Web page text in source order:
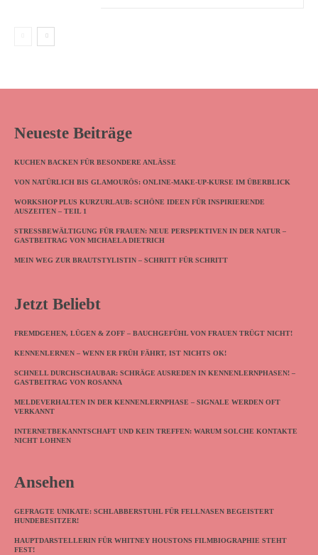
Neueste Beiträge
KUCHEN BACKEN FÜR BESONDERE ANLÄSSE
VON NATÜRLICH BIS GLAMOURÖS: ONLINE-MAKE-UP-KURSE IM ÜBERBLICK
WORKSHOP PLUS KURZURLAUB: SCHÖNE IDEEN FÜR INSPIRIERENDE
AUSZEITEN – TEIL 1
STRESSBEWÄLTIGUNG FÜR FRAUEN: NEUE PERSPEKTIVEN IN DER NATUR –
GASTBEITRAG VON MICHAELA DIETRICH
MEIN WEG ZUR BRAUTSTYLISTIN – SCHRITT FÜR SCHRITT
Jetzt Beliebt
FREMDGEHEN, LÜGEN & ZOFF – BAUCHGEFÜHL VON FRAUEN TRÜGT NICHT!
KENNENLERNEN – WENN ER FRÜH FÄHRT, IST NICHTS OK!
SCHNELL DURCHSCHAUBAR: SCHRÄGE AUSREDEN IN KENNENLERNPHASEN! –
GASTBEITRAG VON ROSANNA
MELDEVERHALTEN IN DER KENNENLERNPHASE – SIGNALE WERDEN OFT
VERKANNT
INTERNETBEKANNTSCHAFT UND KEIN TREFFEN: WARUM SOLCHE KONTAKTE
NICHT LOHNEN
Ansehen
GEFRAGTE UNIKATE: SCHLABBERSTUHL FÜR FELLNASEN BEGEISTERT
HUNDEBESITZER!
HAUPTDARSTELLERIN FÜR WHITNEY HOUSTONS FILMBIOGRAPHIE STEHT
FEST!